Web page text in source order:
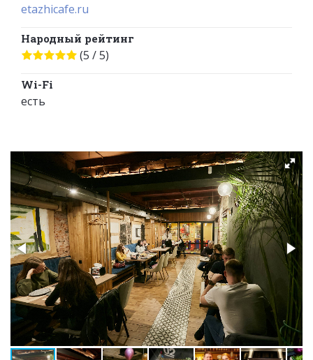
etazhicafe.ru
Народный рейтинг
(5 / 5)
Wi-Fi
есть